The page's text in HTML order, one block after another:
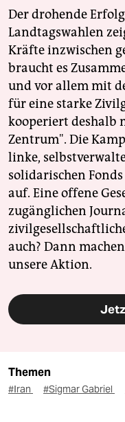
Der drohende
Landtagswahlen
Kräfte inzwischen
braucht es
und vor allem mit
für eine starke
kooperiert deshalb
Zentrum". Die
linke,
solidarischen
auf. Eine offene
zugänglichen
auch? Dann
unsere Aktion.
Themen
#Iran #Sigmar Gabriel